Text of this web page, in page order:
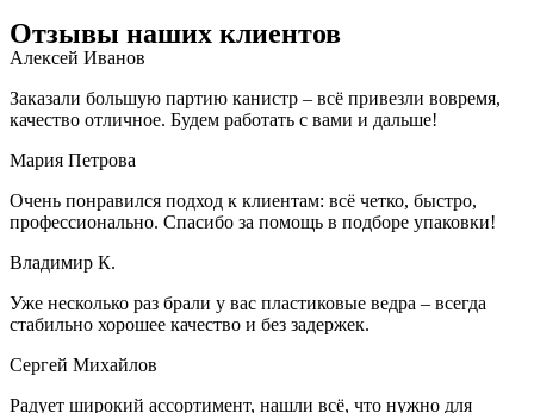
Отзывы наших клиентов
Алексей Иванов
Заказали большую партию канистр – всё привезли вовремя,
качество отличное. Будем работать с вами и дальше!
Мария Петрова
Очень понравился подход к клиентам: всё четко, быстро,
профессионально. Спасибо за помощь в подборе упаковки!
Владимир К.
Уже несколько раз брали у вас пластиковые ведра – всегда
стабильно хорошее качество и без задержек.
Сергей Михайлов
Радует широкий ассортимент, нашли всё, что нужно для